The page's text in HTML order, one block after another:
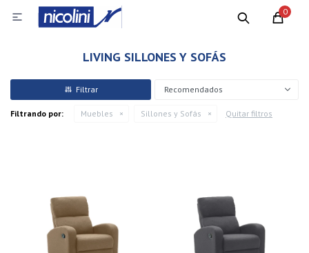
0

LIVING SILLONES Y SOFÁS
Recomendados
Filtrando por: Muebles Sillones y Sofás Quitar filtros